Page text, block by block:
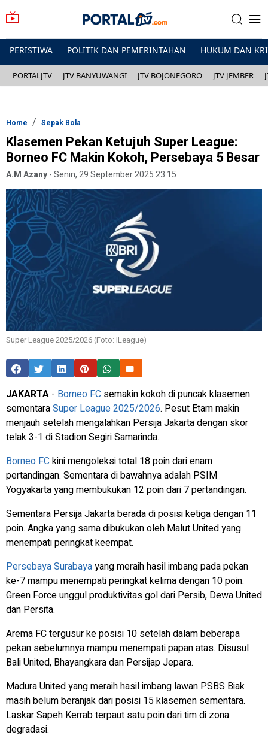
PERISTIWA POLITIK DAN PEMERINTAHAN HUKUM DAN
PORTALJTV JTV BANYUWANGI JTV BOJONEGORO JTV JEMBER
Home Sepak Bola
Klasemen Pekan Ketujuh Super League:
Borneo FC Makin Kokoh, Persebaya 5 Besar
A.M Azany-Senin, 29 September 2025 23:15
Super League 2025/2026 (Foto: ILeague)
JAKARTA - Borneo FC semakin kokoh di puncak klasemen
sementaraSuper League 2025/2026. Pesut Etam makin
menjauh setelah mengalahkan Persija Jakarta dengan skor
telak 3-1 di Stadion Segiri Samarinda.
Borneo FCkini mengoleksi total 18 poin dari enam
pertandingan. Sementara di bawahnya adalah PSIM
Yogyakarta yang membukukan 12 poin dari 7 pertandingan.
Sementara Persija Jakarta berada di posisi ketiga dengan 11
poin. Angka yang sama dibukukan oleh Malut United yang
menempati peringkat keempat.
Persebaya Surabayayang meraih hasil imbang pada pekan
ke-7 mampu menempati peringkat kelima dengan 10 poin.
Green Force unggul produktivitas gol dari Persib, Dewa United
dan Persita.
Arema FC tergusur ke posisi 10 setelah dalam beberapa
pekan sebelumnya mampu menempati papan atas. Disusul
Bali United, Bhayangkara dan Persijap Jepara.
Madura United yang meraih hasil imbang lawan PSBS Biak
masih belum beranjak dari posisi 15 klasemen sementara.
Laskar Sapeh Kerrab terpaut satu poin dari tim di zona
degradasi.